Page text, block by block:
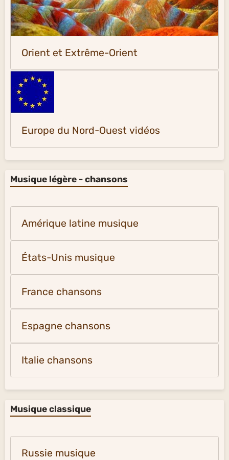
Orient et Extrême-Orient
Europe du Nord-Ouest vidéos
Musique légère - chansons
Amérique latine musique
États-Unis musique
France chansons
Espagne chansons
Italie chansons
Musique classique
Russie musique